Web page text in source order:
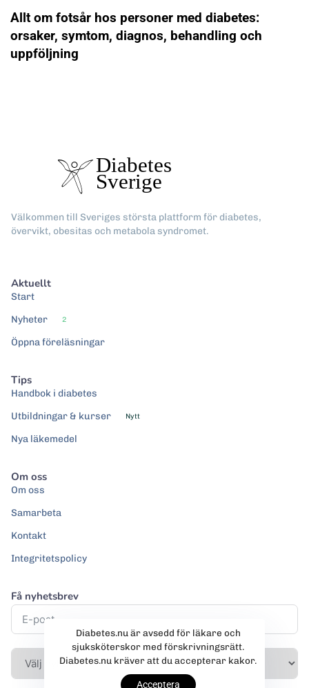
Allt om fotsår hos personer med diabetes:
orsaker, symtom, diagnos, behandling och
uppföljning
Välkommen till Sveriges största plattform för diabetes,
övervikt, obesitas och metabola syndromet.
Aktuellt
Start
Nyheter
2
Öppna föreläsningar
Tips
Handbok i diabetes
Utbildningar & kurser
Nytt
Nya läkemedel
Om oss
Om oss
Samarbeta
Kontakt
Integritetspolicy
Få nyhetsbrev
Diabetes.nu är avsedd för läkare och
sjuksköterskor med förskrivningsrätt.
Diabetes.nu kräver att du accepterar kakor.
Acceptera